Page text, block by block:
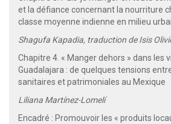
et la défiance concernant la nourriture
classe moyenne indienne en milieu
Shagufa Kapadia, traduction de Isis
Chapitre 4. « Manger dehors » dans les
Guadalajara : de quelques tensions
sanitaires et patrimoniales au Mexique
Liliana Martínez-Lomelí
Encadré : Promouvoir les « produits